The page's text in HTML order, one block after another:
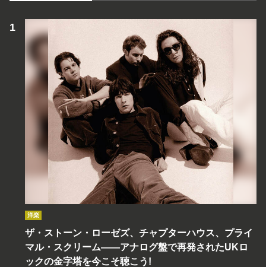
洋楽
ザ・ストーン・ローゼズ、チャプターハウス、プライ
マル・スクリーム――アナログ盤で再発されたUKロ
ックの金字塔を今こそ聴こう!